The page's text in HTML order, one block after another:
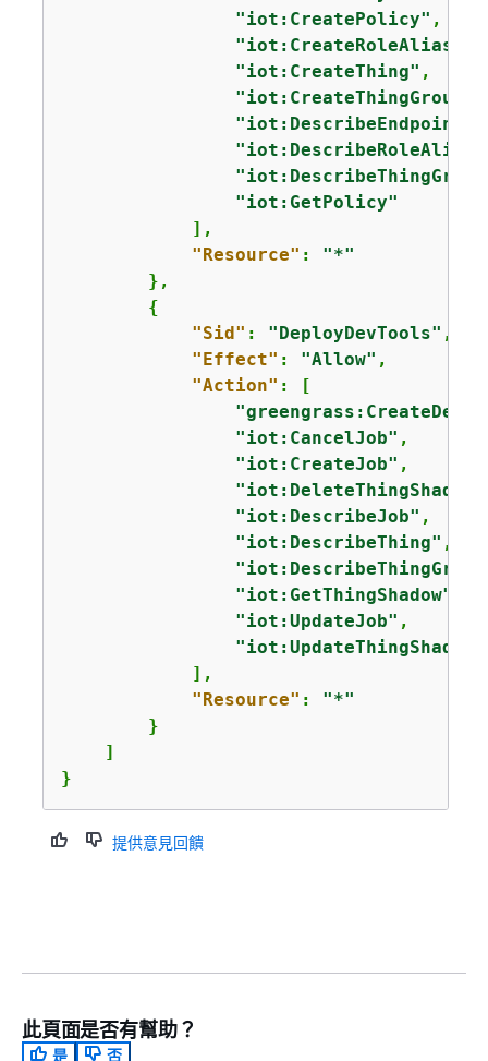
"iot:CreatePolicy" ,
"iot:CreateRoleAlias"
"iot:CreateThing" ,
"iot:CreateThingGroup"
"iot:DescribeEndpoint"
"iot:DescribeRoleAlias"
"iot:GetPolicy"
            ],
"Resource" : "*"
        },
{
"Sid" : "DeployDevTools" ,
"Effect" : "Allow" ,
"Action" : [
"iot:CancelJob" ,
"iot:CreateJob" ,
"iot:DeleteThingShadow"
"iot:DescribeJob" ,
"iot:DescribeThing" ,
"iot:GetThingShadow"
"iot:UpdateJob" ,
"iot:UpdateThingShadow"
            ],
"Resource" : "*"
        }
    ]
}
提供意見回饋
此頁面是否有幫助？
是
否